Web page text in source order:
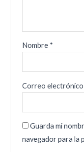
Nombre *
Correo electrónico
Guarda mi
navegador para la